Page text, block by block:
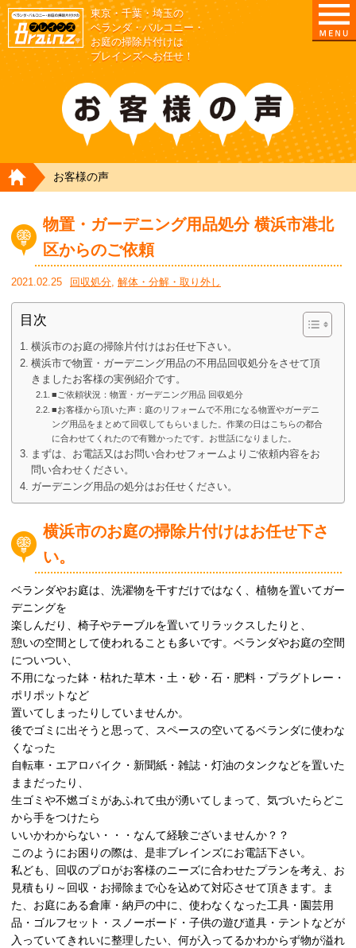
東京/埼玉/千葉/神奈川の ベランダ・庭の清掃片付け
東京・千葉・埼玉の
ベランダ・バルコニー・
お庭の掃除片付けは
ブレインズへお任せ！
HOME
お客様の声
物置・ガーデニング用品処分 横浜市港北
区からのご依頼
2021.02.25 回収処分, 解体・分解・取り外し
目次
横浜市のお庭の掃除片付けはお任せ下さい。
横浜市で物置・ガーデニング用品の不用品回収処分をさせて頂
きましたお客様の実例紹介です。
■ご依頼状況：物置・ガーデニング用品 回収処分
■お客様から頂いた声：庭のリフォームで不用になる物置やガーデニ
ング用品をまとめて回収してもらいました。作業の日はこちらの都合
に合わせてくれたので有難かったです。お世話になりました。
まずは、お電話又はお問い合わせフォームよりご依頼内容をお
問い合わせください。
ガーデニング用品の処分はお任せください。
横浜市のお庭の掃除片付けはお任せ下さ
い。
ベランダやお庭は、洗濯物を干すだけではなく、植物を置いてガー
デニングを
楽しんだり、椅子やテーブルを置いてリラックスしたりと、
憩いの空間として使われることも多いです。ベランダやお庭の空間
についつい、
不用になった鉢・枯れた草木・土・砂・石・肥料・プラグトレー・
ポリポットなど
置いてしまったりしていませんか。
後でゴミに出そうと思って、スペースの空いてるベランダに使わな
くなった
自転車・エアロバイク・新聞紙・雑誌・灯油のタンクなどを置いた
ままだったり、
生ゴミや不燃ゴミがあふれて虫が湧いてしまって、気づいたらどこ
から手をつけたら
いいかわからない・・・なんて経験ございませんか？？
このようにお困りの際は、是非ブレインズにお電話下さい。
私ども、回収のプロがお客様のニーズに合わせたプランを考え、お
見積もり～回収・お掃除まで心を込めて対応させて頂きます。ま
た、お庭にある倉庫・納戸の中に、使わなくなった工具・園芸用
品・ゴルフセット・スノーボード・子供の遊び道具・テントなどが
入っていてきれいに整理したい、何が入ってるかわからず物が溢れ